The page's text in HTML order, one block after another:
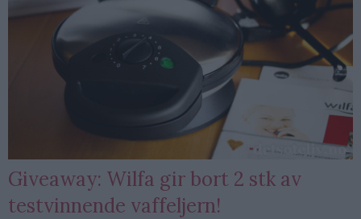
Giveaway: Wilfa gir bort 2 stk av
testvinnende vaffeljern!